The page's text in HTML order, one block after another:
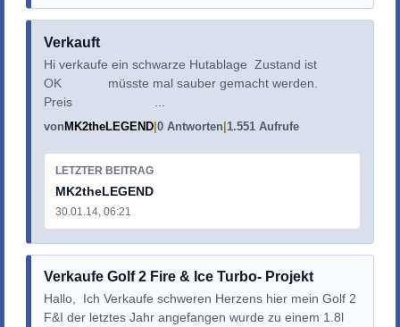
Verkauft
Hi verkaufe ein schwarze Hutablage Zustand ist
OK müsste mal sauber gemacht werden.
Preis ...
von MK2theLEGEND 0 Antworten 1.551 Aufrufe
LETZTER BEITRAG
MK2theLEGEND
30.01.14, 06:21
Verkaufe Golf 2 Fire & Ice Turbo- Projekt
Hallo, Ich Verkaufe schweren Herzens hier mein Golf 2
F&I der letztes Jahr angefangen wurde zu einem 1.8l